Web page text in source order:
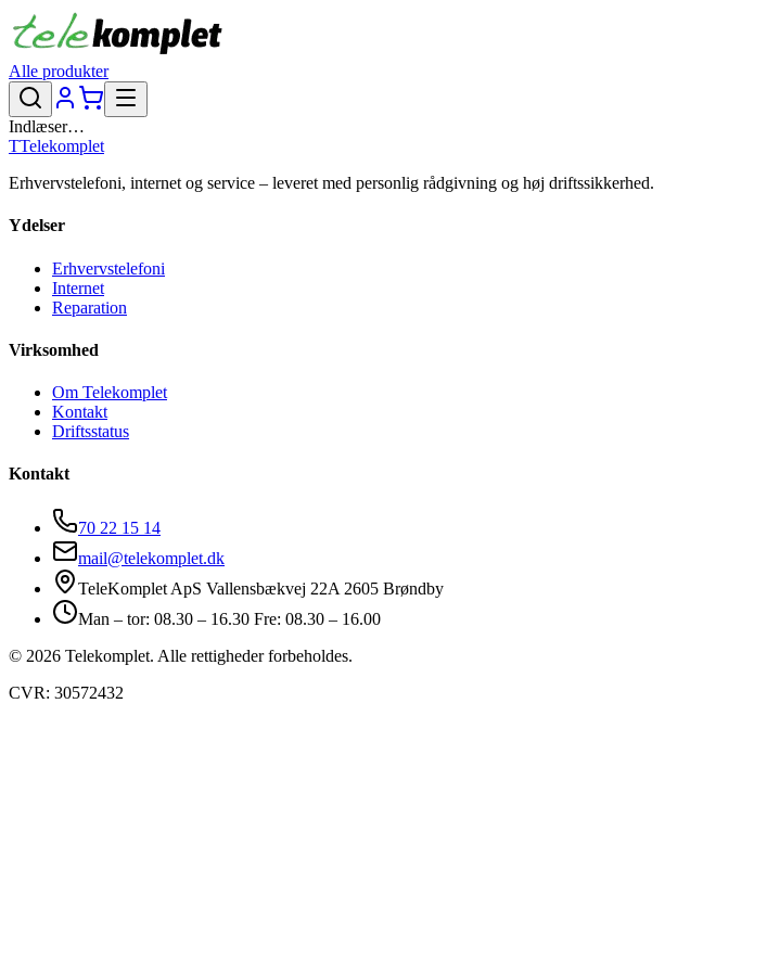
Alle produkter
Indlæser…
TTelekomplet
Erhvervstelefoni, internet og service – leveret med personlig rådgivning og høj driftssikkerhed.
Ydelser
Erhvervstelefoni
Internet
Reparation
Virksomhed
Om Telekomplet
Kontakt
Driftsstatus
Kontakt
70 22 15 14
mail@telekomplet.dk
TeleKomplet ApS Vallensbækvej 22A 2605 Brøndby
Man – tor: 08.30 – 16.30 Fre: 08.30 – 16.00
© 2026 Telekomplet. Alle rettigheder forbeholdes.
CVR: 30572432